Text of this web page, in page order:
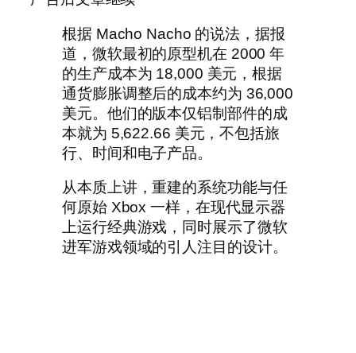
根据 Macho Nacho 的说法，据报
道，微软最初的原型机在 2000 年
的生产成本为 18,000 美元，根据
通货膨胀调整后的成本约为 36,000
美元。他们的版本仅铝制部件的成
本就为 5,622.66 美元，不包括旅
行、时间和电子产品。
从本质上讲，重建的系统功能与任
何原始 Xbox 一样，在现代显示器
上运行经典游戏，同时展示了微软
进军游戏领域的引人注目的设计。